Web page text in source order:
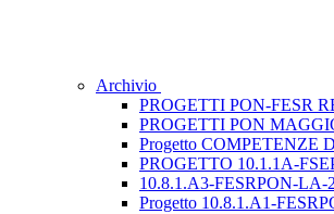
Archivio
PROGETTI PON-FESR
PROGETTI PON
Progetto COMPETENZE
PROGETTO 10.1.1A-
10.8.1.A3-FESRPON-LA-
Progetto 10.8.1.A1-